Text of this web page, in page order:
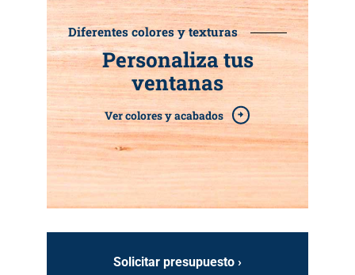
Diferentes colores y texturas
Personaliza tus
ventanas
Ver colores y acabados
Solicitar presupuesto ›